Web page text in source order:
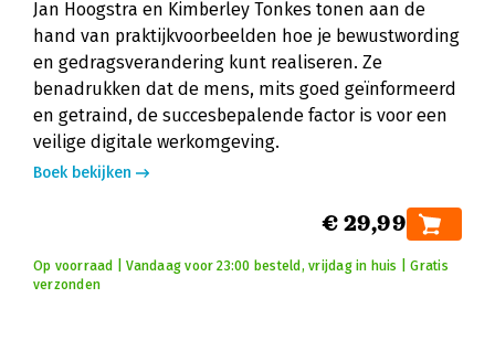
Jan Hoogstra en Kimberley Tonkes tonen aan de
hand van praktijkvoorbeelden hoe je bewustwording
en gedragsverandering kunt realiseren. Ze
benadrukken dat de mens, mits goed geïnformeerd
en getraind, de succesbepalende factor is voor een
veilige digitale werkomgeving.
Boek bekijken
€ 29,99
Op voorraad | Vandaag voor 23:00 besteld, vrijdag in huis | Gratis
verzonden